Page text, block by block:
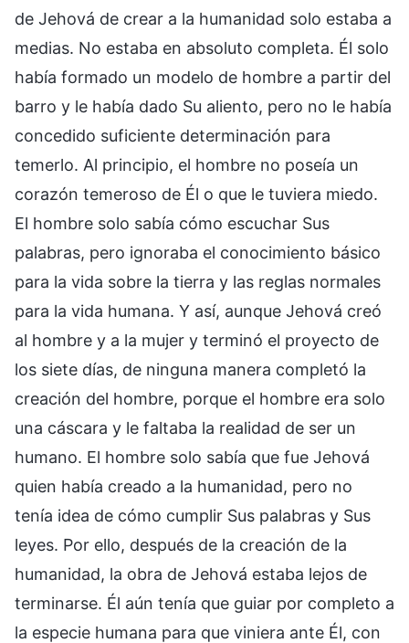
de Jehová de crear a la humanidad solo estaba a
medias. No estaba en absoluto completa. Él solo
había formado un modelo de hombre a partir del
barro y le había dado Su aliento, pero no le había
concedido suficiente determinación para
temerlo. Al principio, el hombre no poseía un
corazón temeroso de Él o que le tuviera miedo.
El hombre solo sabía cómo escuchar Sus
palabras, pero ignoraba el conocimiento básico
para la vida sobre la tierra y las reglas normales
para la vida humana. Y así, aunque Jehová creó
al hombre y a la mujer y terminó el proyecto de
los siete días, de ninguna manera completó la
creación del hombre, porque el hombre era solo
una cáscara y le faltaba la realidad de ser un
humano. El hombre solo sabía que fue Jehová
quien había creado a la humanidad, pero no
tenía idea de cómo cumplir Sus palabras y Sus
leyes. Por ello, después de la creación de la
humanidad, la obra de Jehová estaba lejos de
terminarse. Él aún tenía que guiar por completo a
la especie humana para que viniera ante Él, con